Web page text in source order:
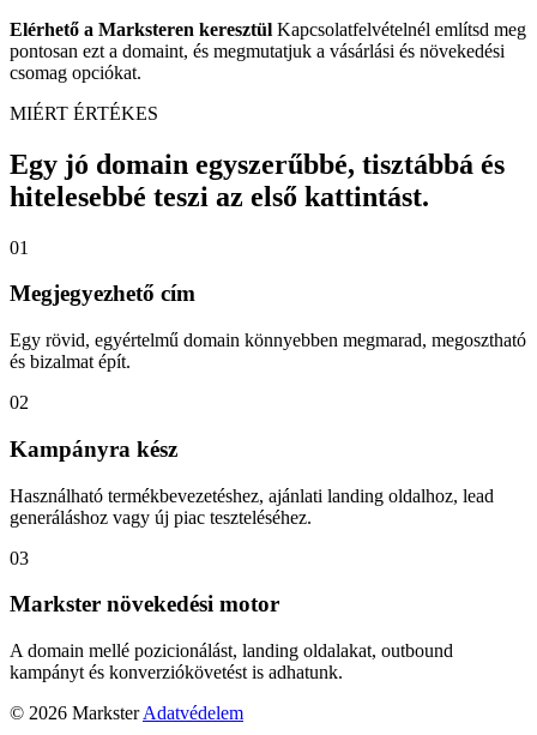
Elérhető a Marksteren keresztül Kapcsolatfelvételnél említsd meg
pontosan ezt a domaint, és megmutatjuk a vásárlási és növekedési
csomag opciókat.
MIÉRT ÉRTÉKES
Egy jó domain egyszerűbbé, tisztábbá és
hitelesebbé teszi az első kattintást.
01
Megjegyezhető cím
Egy rövid, egyértelmű domain könnyebben megmarad, megosztható
és bizalmat épít.
02
Kampányra kész
Használható termékbevezetéshez, ajánlati landing oldalhoz, lead
generáláshoz vagy új piac teszteléséhez.
03
Markster növekedési motor
A domain mellé pozicionálást, landing oldalakat, outbound
kampányt és konverziókövetést is adhatunk.
© 2026 Markster Adatvédelem